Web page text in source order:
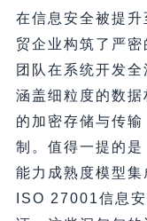
在信息安全被提
贸企业构筑了严
团队在系统开发
涵盖细粒度的数
的加密存储与传
制。值得一提的
能力成熟度模型
ISO 27001信息